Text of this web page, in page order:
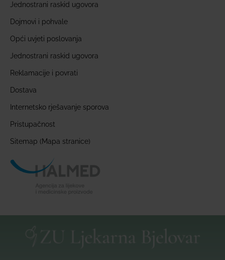
Jednostrani raskid ugovora
Dojmovi i pohvale
Opći uvjeti poslovanja
Jednostrani raskid ugovora
Reklamacije i povrati
Dostava
Internetsko rješavanje sporova
Pristupačnost
Sitemap (Mapa stranice)